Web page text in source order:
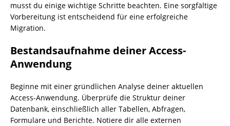
musst du einige wichtige Schritte beachten. Eine sorgfältige
Vorbereitung ist entscheidend für eine erfolgreiche
Migration.
Bestandsaufnahme deiner Access-
Anwendung
Beginne mit einer gründlichen Analyse deiner aktuellen
Access-Anwendung. Überprüfe die Struktur deiner
Datenbank, einschließlich aller Tabellen, Abfragen,
Formulare und Berichte. Notiere dir alle externen